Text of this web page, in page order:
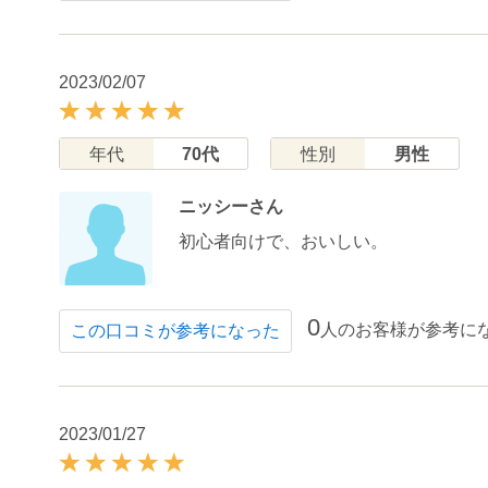
2023/02/07
年代 70代 性別 男性
ニッシーさん
初心者向けで、おいしい。
この口コミが参考になった 0人のお客様が参考に
2023/01/27